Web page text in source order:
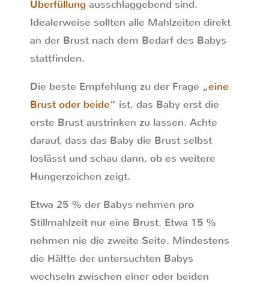
Überfüllung ausschlaggebend sind.
Idealerweise sollten alle Mahlzeiten direkt
an der Brust nach dem Bedarf des Babys
stattfinden.
Die beste Empfehlung zu der Frage „eine
Brust oder beide“ ist, das Baby erst die
erste Brust austrinken zu lassen. Achte
darauf, dass das Baby die Brust selbst
loslässt und schau dann, ob es weitere
Hungerzeichen zeigt.
Etwa 25 % der Babys nehmen pro
Stillmahlzeit nur eine Brust. Etwa 15 %
nehmen nie die zweite Seite. Mindestens
die Hälfte der untersuchten Babys
wechseln zwischen einer oder beiden